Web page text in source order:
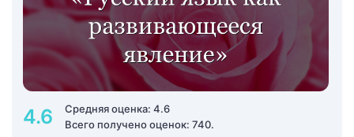
4.6
Средняя оценка: 4.6
Всего получено оценок: 740.